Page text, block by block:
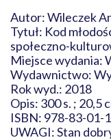
Autor: Wileczek
Tytuł: Kod
społeczno-
Miejsce wydania:
Wydawnictwo:
Rok wyd.: 2018
Opis: 300 s. ; 20,5
ISBN: 978-83-01-
UWAGI: Stan